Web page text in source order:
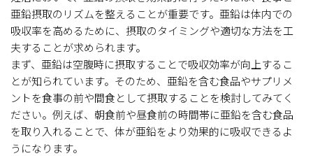
亜鉛摂取のリズムを整えることが重要です。亜鉛は体内での
吸収率を高めるために、摂取のタイミングや適切な方法を工
夫することが求められます。
まず、亜鉛は空腹時に摂取することで吸収効率が向上するこ
とが知られています。そのため、亜鉛を含む食品やサプリメ
ントを食事の前や間食として摂取することを検討してみてく
ださい。例えば、朝食前や昼食前の時間帯に亜鉛を含む食品
を取り入れることで、体が亜鉛をより効果的に吸収できるよ
うになります。